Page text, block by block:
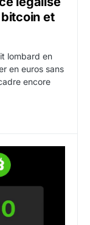
et
lombard en
en euros sans
encore
fond de détente